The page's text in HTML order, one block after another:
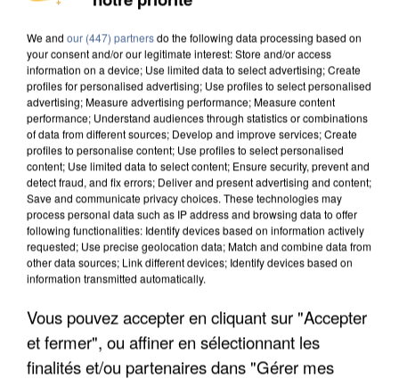
UN SECOND CADRE DE LA DZ MAFIA
INTERPELLÉ EN ALGÉRIE
We and our (447) partnersdo the following data processing based on
your consent and/or our legitimate interest: Store and/or access
information on a device; Use limited data to select advertising; Create
profiles for personalised advertising; Use profiles to select personalised
advertising; Measure advertising performance; Measure content
performance; Understand audiences through statistics or combinations
of data from different sources; Develop and improve services; Create
profiles to personalise content; Use profiles to select personalised
content; Use limited data to select content; Ensure security, prevent and
detect fraud, and fix errors; Deliver and present advertising and content;
Save and communicate privacy choices. These technologies may
process personal data such as IP address and browsing data to offer
following functionalities: Identify devices based on information actively
requested; Use precise geolocation data; Match and combine data from
other data sources; Link different devices; Identify devices based on
information transmitted automatically.
Vous pouvez accepter en cliquant sur "Accepter
et fermer", ou affiner en sélectionnant les
finalités et/ou partenaires dans "Gérer mes